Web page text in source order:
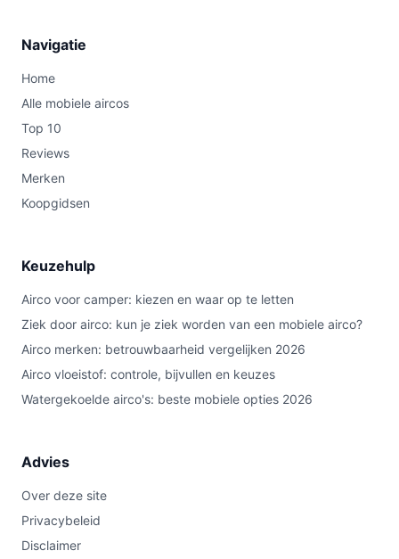
Navigatie
Home
Alle mobiele aircos
Top 10
Reviews
Merken
Koopgidsen
Keuzehulp
Airco voor camper: kiezen en waar op te letten
Ziek door airco: kun je ziek worden van een mobiele airco?
Airco merken: betrouwbaarheid vergelijken 2026
Airco vloeistof: controle, bijvullen en keuzes
Watergekoelde airco's: beste mobiele opties 2026
Advies
Over deze site
Privacybeleid
Disclaimer